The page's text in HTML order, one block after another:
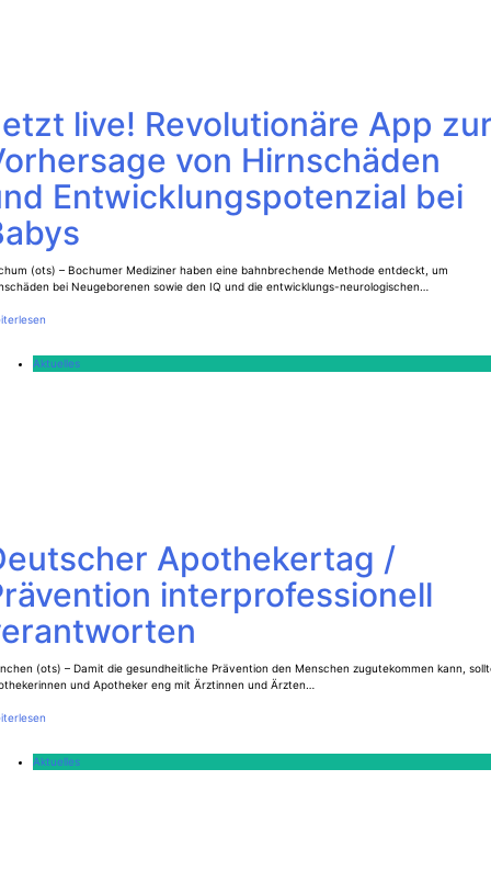
live! Revolutionäre App
von Hirnschäden
Entwicklungspotenzial bei
(ots) – Bochumer Mediziner haben eine bahnbrechende Methode entdeckt, um
bei Neugeborenen sowie den IQ und die entwicklungs-neurologischen…
Aktuelles
Apothekertag /
interprofessionell
(ots) – Damit die gesundheitliche Prävention den Menschen zugutekommen kann,
und Apotheker eng mit Ärztinnen und Ärzten…
Aktuelles